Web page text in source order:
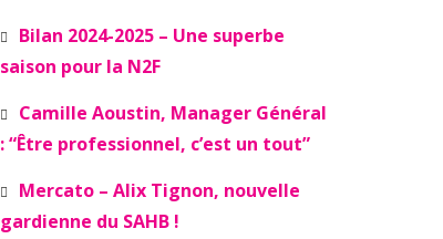
Bilan 2024-2025 – Une superbe
saison pour la N2F
Camille Aoustin, Manager Général
: “Être professionnel, c’est un tout”
Mercato – Alix Tignon, nouvelle
gardienne du SAHB !